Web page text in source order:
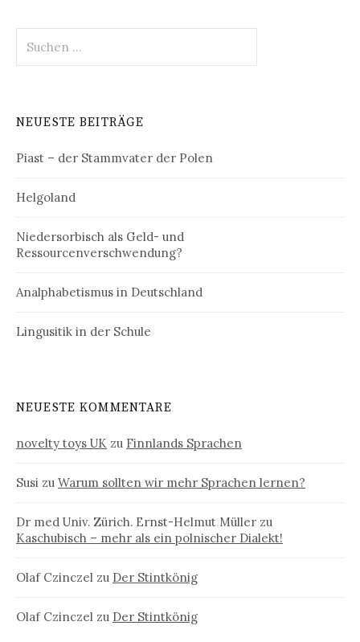
nach:
NEUESTE BEITRÄGE
Piast – der Stammvater der Polen
Helgoland
Niedersorbisch als Geld- und
Ressourcenverschwendung?
Analphabetismus in Deutschland
Lingusitik in der Schule
NEUESTE KOMMENTARE
novelty toys UK zu Finnlands Sprachen
Susi zu Warum sollten wir mehr Sprachen lernen?
Dr med Univ. Zürich. Ernst-Helmut Müller zu
Kaschubisch – mehr als ein polnischer Dialekt!
Olaf Czinczel zu Der Stintkönig
Olaf Czinczel zu Der Stintkönig